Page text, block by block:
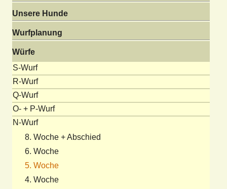
Unsere Hunde
Wurfplanung
Würfe
S-Wurf
R-Wurf
Q-Wurf
O- + P-Wurf
N-Wurf
8. Woche + Abschied
6. Woche
5. Woche
4. Woche